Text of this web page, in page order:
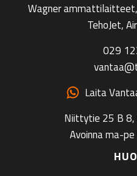
Wagner
TehoJet,
029
Laita
Niittytie 25 B
Avoinna ma-